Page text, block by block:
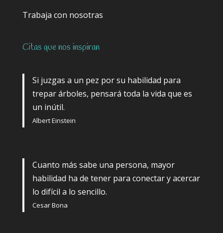
Trabaja con nosotras
Citas que nos inspiran
Si juzgas a un pez por su habilidad para
trepar árboles, pensará toda la vida que es
un inútil.
Albert Einstein
Cuanto más sabe una persona, mayor
habilidad ha de tener para conectar y acercar
lo difícil a lo sencillo.
Cesar Bona